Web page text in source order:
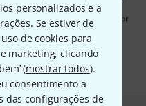
personalizados e a
Se estiver de
de cookies para
marketing, clicando
(mostrar todos).
consentimento a
das configurações de
em receber publicidade por
qualquer momento. Você pode
newsletter na nossadiretriz de
dados.